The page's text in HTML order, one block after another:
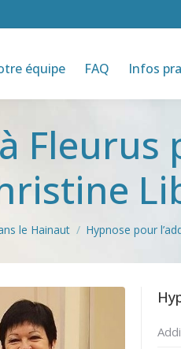
équipe FAQ Infos
Fleurus
le Hainaut Hypnose pour